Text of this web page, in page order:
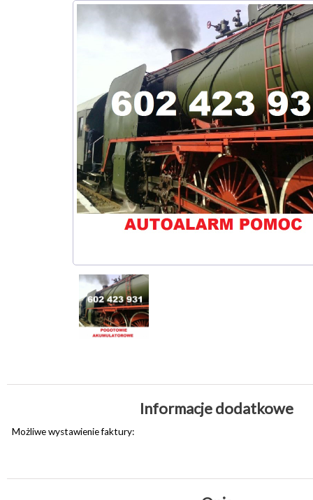
Informacje dodatkowe
Możliwe wystawienie faktury: